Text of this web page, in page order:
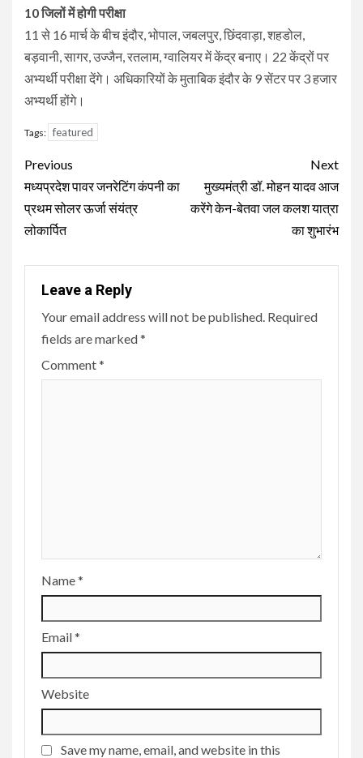
10 जिलों में होगी परीक्षा
11 से 16 मार्च के बीच इंदौर, भोपाल, जबलपुर, छिंदवाड़ा, शहडोल,
बड़वानी, सागर, उज्जैन, रतलाम, ग्वालियर में केंद्र बनाए। 22 केंद्रों पर
अभ्यर्थी परीक्षा देंगे। अधिकारियों के मुताबिक इंदौर के 9 सेंटर पर 3 हजार
अभ्यर्थी होंगे।
Tags: featured
Continue
Reading
Previous
मध्यप्रदेश पावर जनरेटिंग कंपनी का
प्रथम सोलर ऊर्जा संयंत्र
लोकार्पित
Next
मुख्यमंत्री डॉ. मोहन यादव आज
करेंगे केन-बेतवा जल कलश यात्रा
का शुभारंभ
Leave a Reply
Your email address will not be published. Required
fields are marked*
Comment*
Name*
Email*
Website
Save my name, email, and website in this